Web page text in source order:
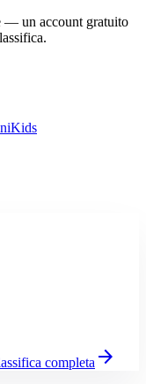
— un account gratuito
Kids
completa arrow_forward